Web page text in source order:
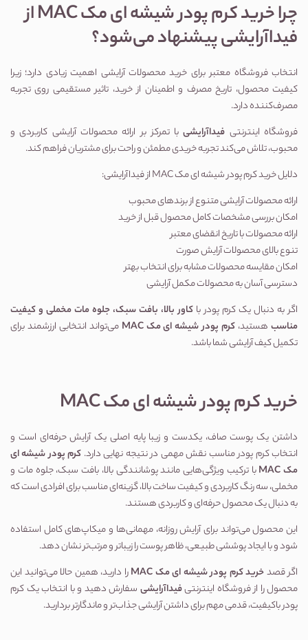
چرا خرید کرم پودر شیشه ای مک MAC از
فیداآرایشی پیشنهاد می‌شود؟
مصرف‌کننده دارد.
فروشگاه اینترنتی فیداآرایشی
محبوب، تلاش می‌کند تجربه خریدی مطمئن و راحت برای مشتریان فراهم کند.
دلایل خرید کرم پودر شیشه ای مک MAC از فیداآرایشی:
ارائه محصولات آرایشی متنوع از برندهای محبوب
امکان بررسی مشخصات کامل محصول قبل از خرید
ارائه محصولات با تاریخ انقضای معتبر
تنوع بالای محصولات آرایش صورت
امکان مقایسه محصولات مشابه برای انتخاب بهتر
دسترسی آسان به محصولات مکمل آرایشی
اگر به دنبال یک کرم پودر با
مناسب هستید، کرم پودر شیشه ای مک MAC
تکمیل کیف آرایشی شما باشد.
خرید کرم پودر شیشه ای مک MAC
انتخاب کرم پودر مناسب نقش مهمی در نتیجه نهایی دارد.
مک MAC
به دنبال یک محصول حرفه‌ای و کاربردی هستند.
شود و با ایجاد پوششی طبیعی، ظاهر پوست را زیباتر و مرتب‌تر نشان دهد.
اگر قصد خرید کرم پودر شیشه ای مک MAC
محصول را از فروشگاه اینترنتی فیداآرایشی
پودر باکیفیت، قدمی مهم برای داشتن آرایشی جذاب‌تر و ماندگارتر بردارید.